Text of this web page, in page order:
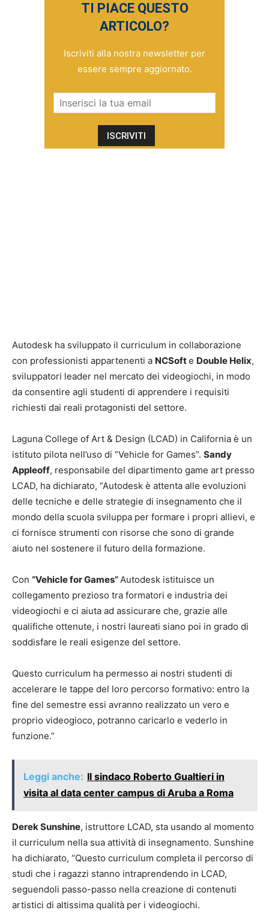
TI PIACE QUESTO
ARTICOLO?
Iscriviti alla nostra newsletter per
essere sempre aggiornato.
Autodesk ha sviluppato il curriculum in collaborazione
con professionisti appartenenti a NCSofte Double Helix,
sviluppatori leader nel mercato dei videogiochi, in modo
da consentire agli studenti di apprendere i requisiti
richiesti dai reali protagonisti del settore.
Laguna College of Art & Design (LCAD) in California è un
istituto pilota nell’uso di “Vehicle for Games”. Sandy
Appleoff, responsabile del dipartimento game art presso
LCAD, ha dichiarato, “Autodesk è attenta alle evoluzioni
delle tecniche e delle strategie di insegnamento che il
mondo della scuola sviluppa per formare i propri allievi, e
ci fornisce strumenti con risorse che sono di grande
aiuto nel sostenere il futuro della formazione.
Con “Vehicle for Games”Autodesk istituisce un
collegamento prezioso tra formatori e industria dei
videogiochi e ci aiuta ad assicurare che, grazie alle
qualifiche ottenute, i nostri laureati siano poi in grado di
soddisfare le reali esigenze del settore.
Questo curriculum ha permesso ai nostri studenti di
accelerare le tappe del loro percorso formativo: entro la
fine del semestre essi avranno realizzato un vero e
proprio videogioco, potranno caricarlo e vederlo in
funzione.”
Leggi anche: Il sindaco Roberto Gualtieri in
visita al data center campus di Aruba a Roma
Derek Sunshine, istruttore LCAD, sta usando al momento
il curriculum nella sua attività di insegnamento. Sunshine
ha dichiarato, “Questo curriculum completa il percorso di
studi che i ragazzi stanno intraprendendo in LCAD,
seguendoli passo-passo nella creazione di contenuti
artistici di altissima qualità per i videogiochi.